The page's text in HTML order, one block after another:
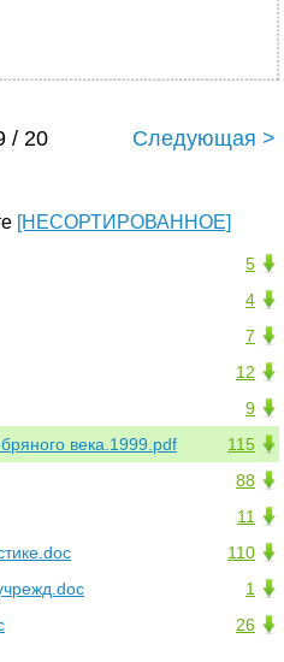
/ 20 Следующая >
[НЕСОРТИРОВАННОЕ]
5
4
7
12
9
115
века.1999.pdf
88
11
110
1
26